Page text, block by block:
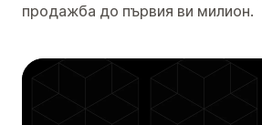
продажба до първия ви милион.